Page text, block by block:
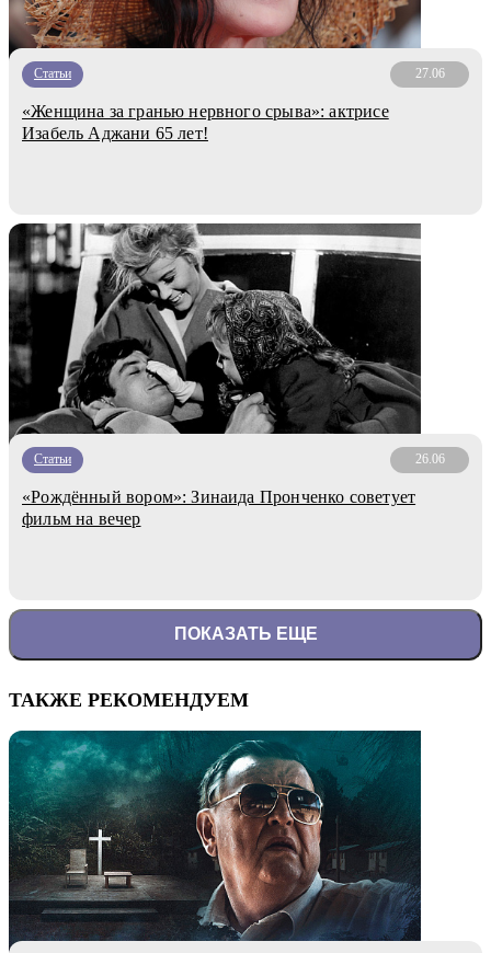
Статьи 27.06
«Женщина за гранью нервного срыва»: актрисе
Изабель Аджани 65 лет!
Статьи 26.06
«Рождённый вором»: Зинаида Пронченко советует
фильм на вечер
ПОКАЗАТЬ ЕЩЕ
ТАКЖЕ РЕКОМЕНДУЕМ